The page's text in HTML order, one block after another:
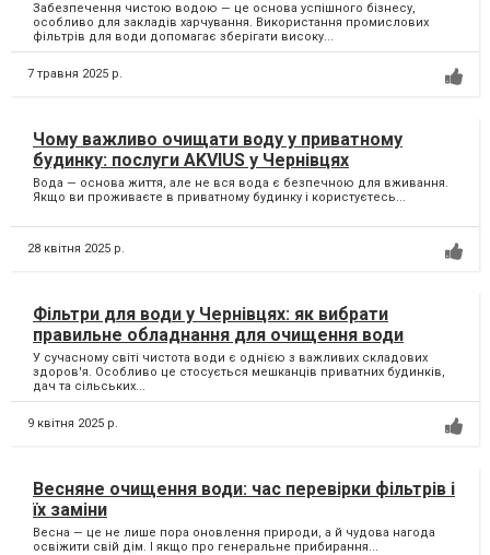
Забезпечення чистою водою — це основа успішного бізнесу,
особливо для закладів харчування. Використання промислових
фільтрів для води допомагає зберігати високу...
7 травня 2025 р.
Чому важливо очищати воду у приватному
будинку: послуги AKVIUS у Чернівцях
Вода — основа життя, але не вся вода є безпечною для вживання.
Якщо ви проживаєте в приватному будинку і користуєтесь...
28 квітня 2025 р.
Фільтри для води у Чернівцях: як вибрати
правильне обладнання для очищення води
У сучасному світі чистота води є однією з важливих складових
здоров'я. Особливо це стосується мешканців приватних будинків,
дач та сільських...
9 квітня 2025 р.
Весняне очищення води: час перевірки фільтрів і
їх заміни
Весна — це не лише пора оновлення природи, а й чудова нагода
освіжити свій дім. І якщо про генеральне прибирання...